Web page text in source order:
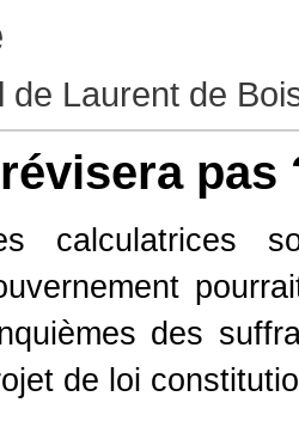
de Laurent de
pas
calculatrices
des
de loi